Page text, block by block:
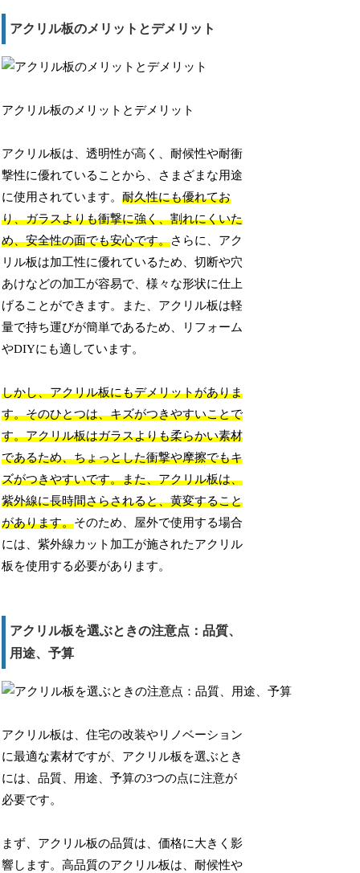
アクリル板のメリットとデメリット
アクリル板のメリットとデメリット
アクリル板は、透明性が高く、耐候性や耐衝
撃性に優れていることから、さまざまな用途
に使用されています。耐久性にも優れてお
り、ガラスよりも衝撃に強く、割れにくいた
め、安全性の面でも安心です。さらに、アク
リル板は加工性に優れているため、切断や穴
あけなどの加工が容易で、様々な形状に仕上
げることができます。また、アクリル板は軽
量で持ち運びが簡単であるため、リフォーム
やDIYにも適しています。
しかし、アクリル板にもデメリットがありま
す。そのひとつは、キズがつきやすいことで
す。アクリル板はガラスよりも柔らかい素材
であるため、ちょっとした衝撃や摩擦でもキ
ズがつきやすいです。また、アクリル板は、
紫外線に長時間さらされると、黄変すること
があります。そのため、屋外で使用する場合
には、紫外線カット加工が施されたアクリル
板を使用する必要があります。
アクリル板を選ぶときの注意点：品質、
用途、予算
アクリル板は、住宅の改装やリノベーション
に最適な素材ですが、アクリル板を選ぶとき
には、品質、用途、予算の3つの点に注意が
必要です。
まず、アクリル板の品質は、価格に大きく影
響します。高品質のアクリル板は、耐候性や